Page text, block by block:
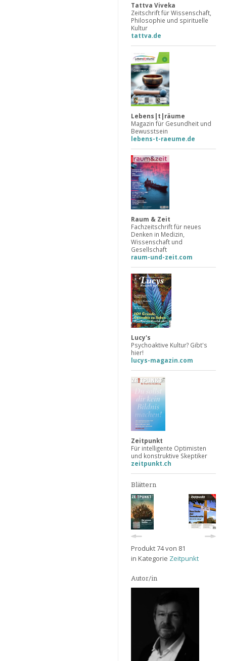
Tattva Viveka
Zeitschrift für Wissenschaft,
Philosophie und spirituelle
Kultur
tattva.de
Lebens|t|räume
Magazin für Gesundheit und
Bewusstsein
lebens-t-raeume.de
Raum & Zeit
Fachzeitschrift für neues
Denken in Medizin,
Wissenschaft und
Gesellschaft
raum-und-zeit.com
Lucy's
Psychoaktive Kultur? Gibt's
hier!
lucys-magazin.com
Zeitpunkt
Für intelligente Optimisten
und konstruktive Skeptiker
zeitpunkt.ch
Blättern
Produkt 74 von 81
in Kategorie Zeitpunkt
Autor/in